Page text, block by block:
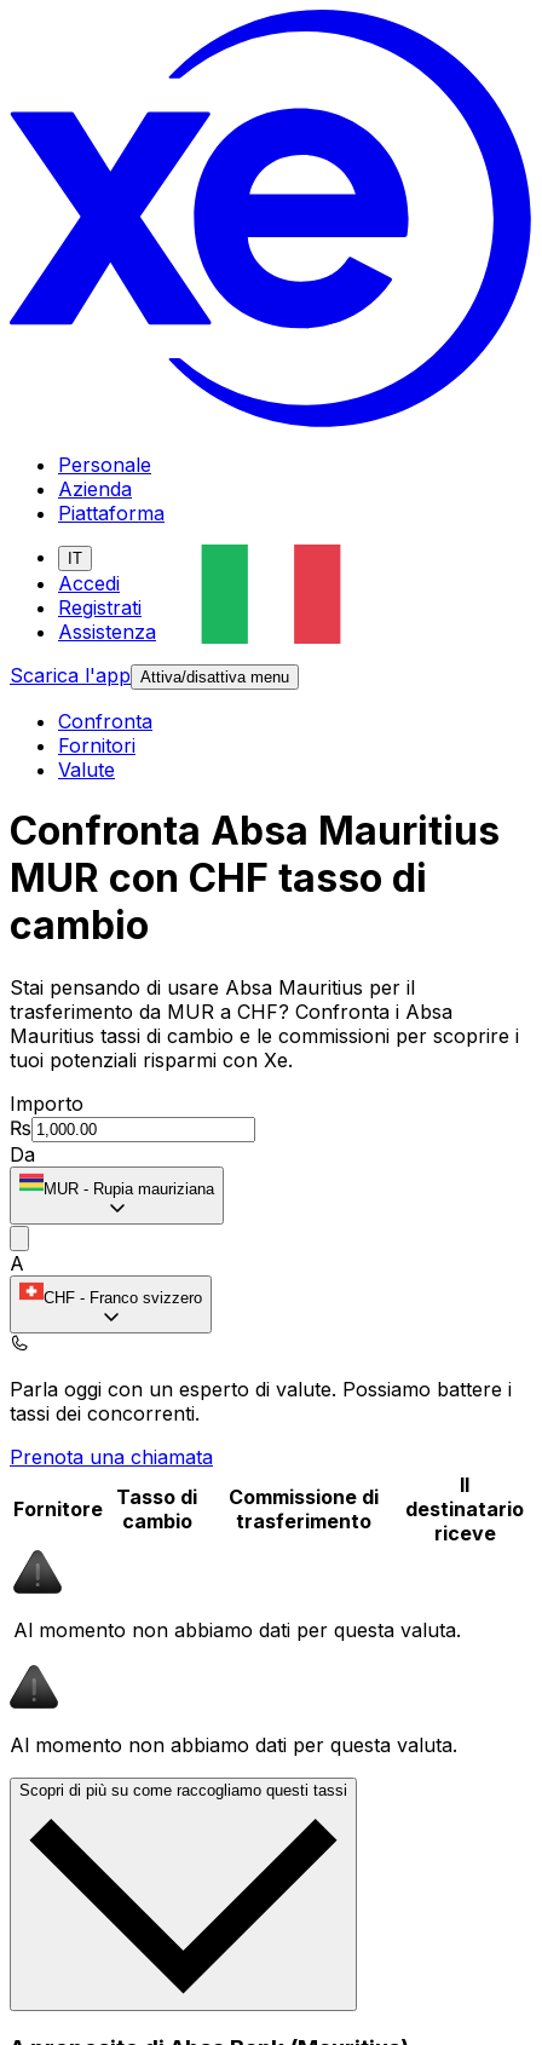
Personale
Azienda
Piattaforma
IT
Accedi
Registrati
Assistenza
Scarica l'app Attiva/disattiva menu
Confronta
Fornitori
Valute
Confronta Absa Mauritius
MUR con CHF tasso di
cambio
Stai pensando di usare Absa Mauritius per il
trasferimento da MUR a CHF? Confronta i Absa
Mauritius tassi di cambio e le commissioni per scoprire i
tuoi potenziali risparmi con Xe.
Importo
₨
Da
MUR - Rupia mauriziana
A
CHF - Franco svizzero
Parla oggi con un esperto di valute. Possiamo battere i
tassi dei concorrenti.
Prenota una chiamata
Fornitore Tasso di
cambio
Commissione di
trasferimento
Il
destinatario
riceve
Al momento non abbiamo dati per questa valuta.
Al momento non abbiamo dati per questa valuta.
Scopri di più su come raccogliamo questi tassi